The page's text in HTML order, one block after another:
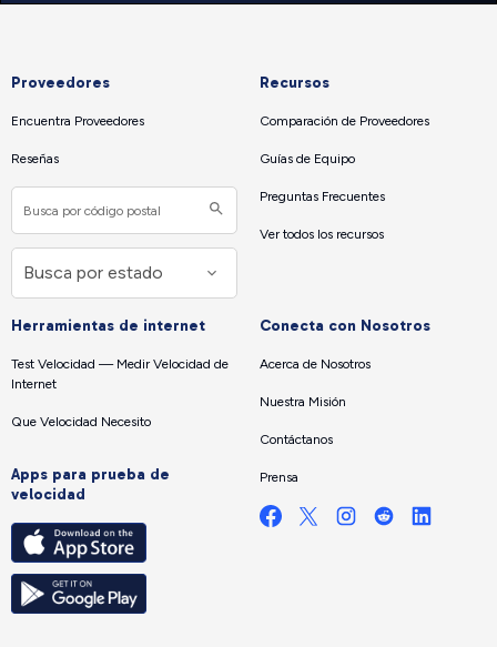
Proveedores
Encuentra Proveedores
Reseñas
Recursos
Comparación de Proveedores
Guías de Equipo
Preguntas Frecuentes
Ver todos los recursos
Herramientas de internet
Test Velocidad — Medir Velocidad de
Internet
Que Velocidad Necesito
Apps para prueba de
velocidad
Conecta con Nosotros
Acerca de Nosotros
Nuestra Misión
Contáctanos
Prensa